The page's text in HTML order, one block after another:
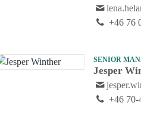
+46 76
SENIOR
Jesper
+46 70-